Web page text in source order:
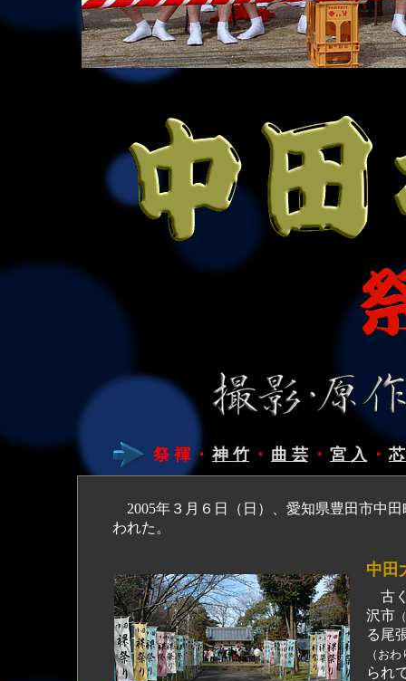
祭 褌 ・ 神 竹 ・ 曲 芸 ・ 宮 入 ・
2005年３月６日（日）、愛知県豊田市中田
われた。
中田
古
沢市
る尾
（お
られ